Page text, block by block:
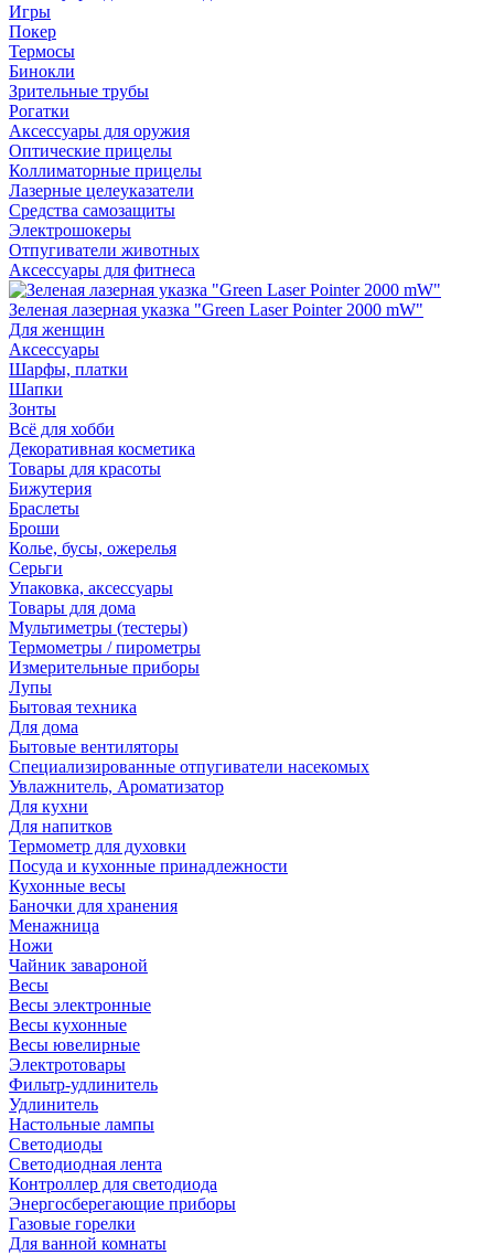
Игры
Покер
Термосы
Бинокли
Зрительные трубы
Рогатки
Аксессуары для оружия
Оптические прицелы
Коллиматорные прицелы
Лазерные целеуказатели
Средства самозащиты
Электрошокеры
Отпугиватели животных
Аксессуары для фитнеса
Зеленая лазерная указка "Green Laser Pointer 2000 mW"
Для женщин
Аксессуары
Шарфы, платки
Шапки
Зонты
Всё для хобби
Декоративная косметика
Товары для красоты
Бижутерия
Браслеты
Броши
Колье, бусы, ожерелья
Серьги
Упаковка, аксессуары
Товары для дома
Мультиметры (тестеры)
Термометры / пирометры
Измерительные приборы
Лупы
Бытовая техника
Для дома
Бытовые вентиляторы
Специализированные отпугиватели насекомых
Увлажнитель, Ароматизатор
Для кухни
Для напитков
Термометр для духовки
Посуда и кухонные принадлежности
Кухонные весы
Баночки для хранения
Менажница
Ножи
Чайник завароной
Весы
Весы электронные
Весы кухонные
Весы ювелирные
Электротовары
Фильтр-удлинитель
Удлинитель
Настольные лампы
Светодиоды
Светодиодная лента
Контроллер для светодиода
Энергосберегающие приборы
Газовые горелки
Для ванной комнаты